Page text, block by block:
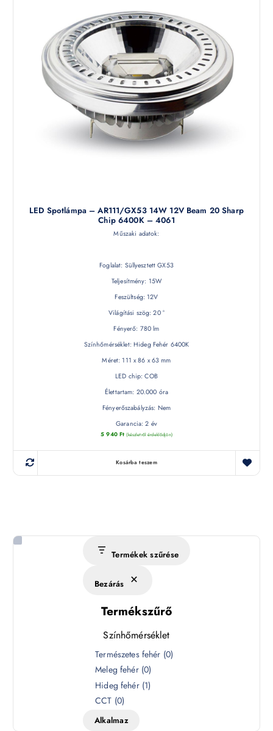
LED Spotlámpa – AR111/GX53 14W 12V Beam 20 Sharp
Chip 6400K – 4061
Műszaki adatok:
Foglalat: Süllyesztett GX53
Teljesítmény: 15W
Feszültség: 12V
Világítási szög: 20 °
Fényerő: 780 lm
Színhőmérséklet: Hideg Fehér 6400K
Méret: 111 x 86 x 63 mm
LED chip: COB
Élettartam: 20.000 óra
Fényerőszabályzás: Nem
Garancia: 2 év
5 940 Ft (készletről érdeklődjön)
Kosárba teszem
Termékek szűrése
Bezárás
Termékszűrő
Színhőmérséklet
Természetes fehér (0)
Meleg fehér (0)
Hideg fehér (1)
CCT (0)
Alkalmaz